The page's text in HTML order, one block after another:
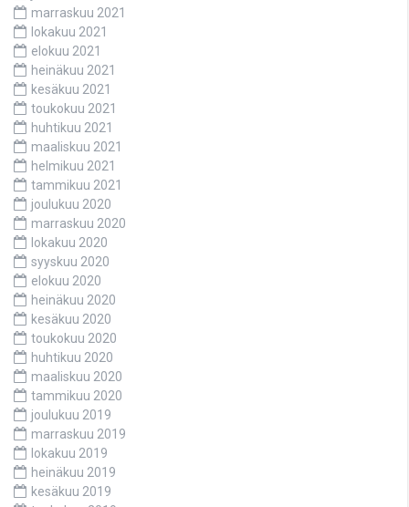
marraskuu 2021
lokakuu 2021
elokuu 2021
heinäkuu 2021
kesäkuu 2021
toukokuu 2021
huhtikuu 2021
maaliskuu 2021
helmikuu 2021
tammikuu 2021
joulukuu 2020
marraskuu 2020
lokakuu 2020
syyskuu 2020
elokuu 2020
heinäkuu 2020
kesäkuu 2020
toukokuu 2020
huhtikuu 2020
maaliskuu 2020
tammikuu 2020
joulukuu 2019
marraskuu 2019
lokakuu 2019
heinäkuu 2019
kesäkuu 2019